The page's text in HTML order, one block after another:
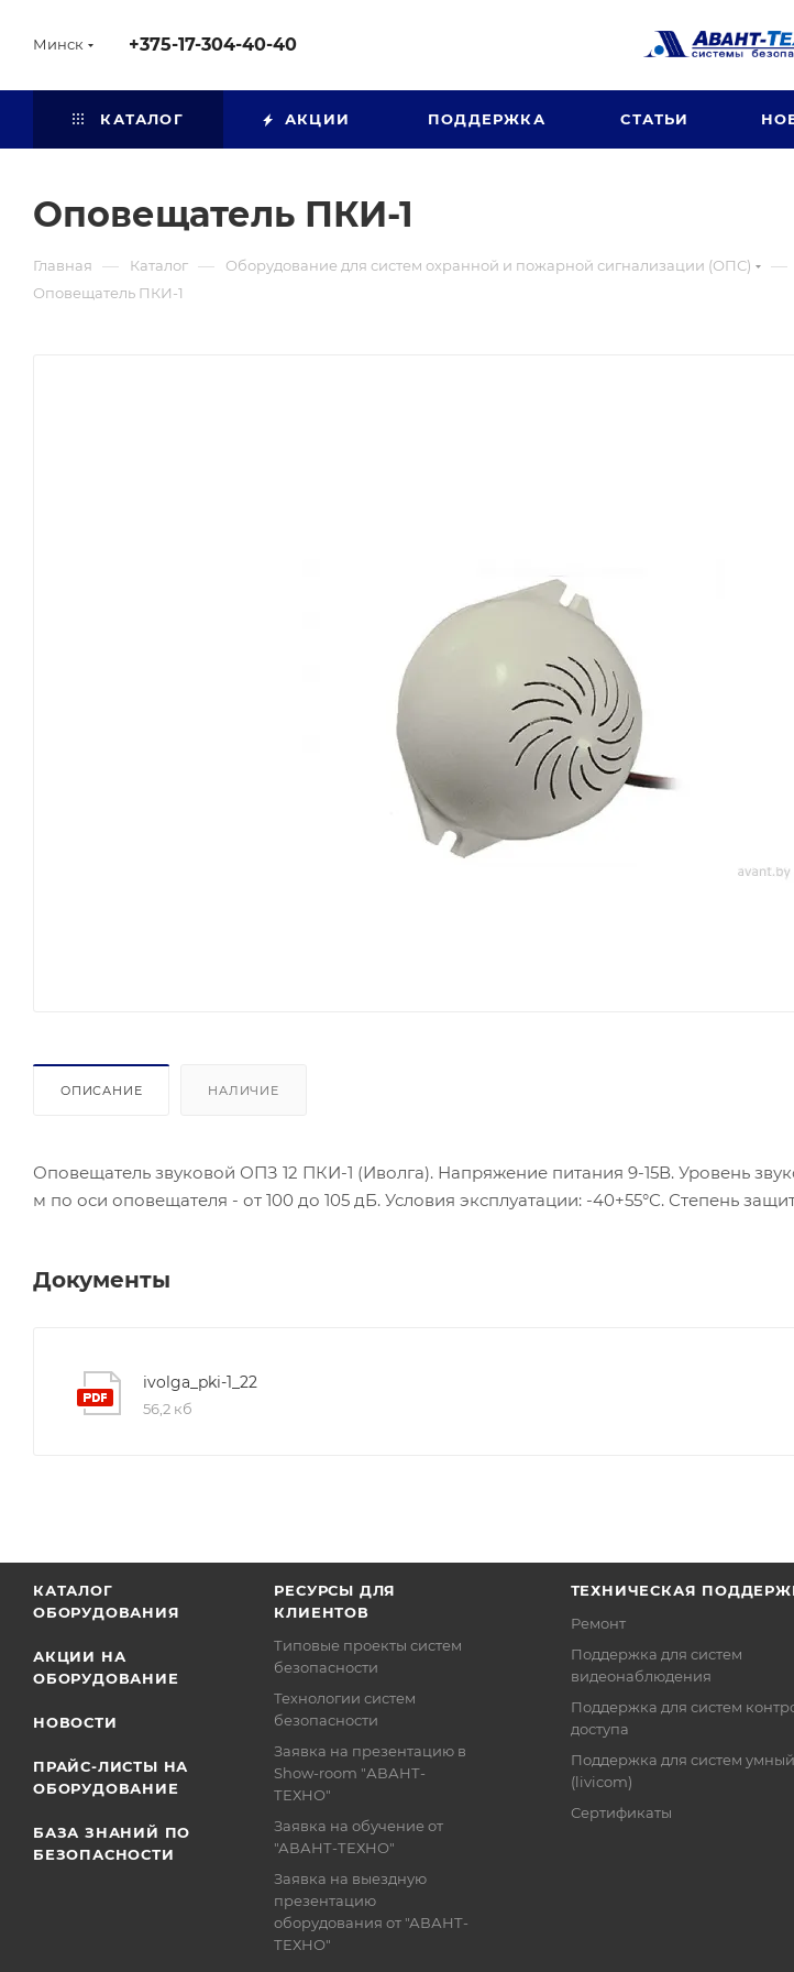
Минск +375-17-304-40-40
КАТАЛОГ АКЦИИ ПОДДЕРЖКА СТАТЬИ
Оповещатель ПКИ-1
Главная — Каталог — Оборудование для систем охранной и пожарной сигнализации (ОПС) —
Оповещатель ПКИ-1
ОПИСАНИЕ НАЛИЧИЕ
Оповещатель звуковой ОПЗ 12 ПКИ-1 (Иволга). Напряжение питания 9-15В. Уровень
м по оси оповещателя - от 100 до 105 дБ. Условия эксплуатации: -40+55°С. Степень
Документы
ivolga_pki-1_22
56,2 кб
КАТАЛОГ
ОБОРУДОВАНИЯ
АКЦИИ НА
ОБОРУДОВАНИЕ
НОВОСТИ
ПРАЙС-ЛИСТЫ НА
ОБОРУДОВАНИЕ
БАЗА ЗНАНИЙ ПО
БЕЗОПАСНОСТИ
РЕСУРСЫ ДЛЯ
КЛИЕНТОВ
Типовые проекты систем
безопасности
Технологии систем
безопасности
Заявка на презентацию в
Show-room "АВАНТ-
ТЕХНО"
Заявка на обучение от
"АВАНТ-ТЕХНО"
Заявка на выездную
презентацию
оборудования от "АВАНТ-
ТЕХНО"
ТЕХНИЧЕСКАЯ
Ремонт
Поддержка для систем
видеонаблюдения
Поддержка для систем
доступа
Поддержка для систем
(livicom)
Сертификаты